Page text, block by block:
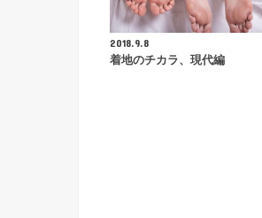
2018.9.8
着地のチカラ、現代編